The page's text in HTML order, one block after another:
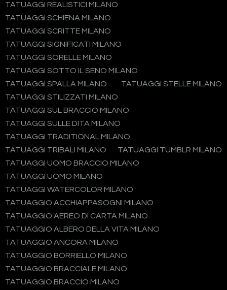
TATUAGGI REALISTICI MILANO
TATUAGGI SCHIENA MILANO
TATUAGGI SCRITTE MILANO
TATUAGGI SIGNIFICATI MILANO
TATUAGGI SORELLE MILANO
TATUAGGI SOTTO IL SENO MILANO
TATUAGGI SPALLA MILANO
TATUAGGI STELLE MILANO
TATUAGGI STILIZZATI MILANO
TATUAGGI SUL BRACCIO MILANO
TATUAGGI SULLE DITA MILANO
TATUAGGI TRADITIONAL MILANO
TATUAGGI TRIBALI MILANO
TATUAGGI TUMBLR MILANO
TATUAGGI UOMO BRACCIO MILANO
TATUAGGI UOMO MILANO
TATUAGGI WATERCOLOR MILANO
TATUAGGIO ACCHIAPPASOGNI MILANO
TATUAGGIO AEREO DI CARTA MILANO
TATUAGGIO ALBERO DELLA VITA MILANO
TATUAGGIO ANCORA MILANO
TATUAGGIO BORRIELLO MILANO
TATUAGGIO BRACCIALE MILANO
TATUAGGIO BRACCIO MILANO